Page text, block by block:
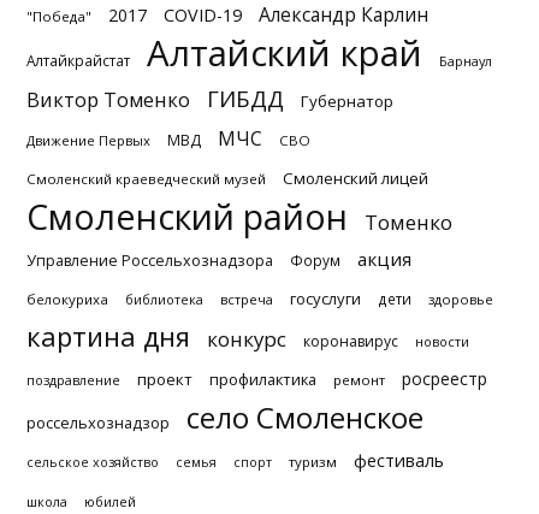
"Победа" 2017 COVID-19 Александр Карлин
Алтайкрайстат Алтайский край Барнаул
Виктор Томенко ГИБДД Губернатор
Движение Первых МВД МЧС СВО
Смоленский краеведческий музей Смоленский лицей
Смоленский район Томенко
Управление Россельхознадзора Форум акция
белокуриха библиотека встреча госуслуги дети здоровье
картина дня конкурс коронавирус новости
поздравление проект профилактика ремонт росреестр
россельхознадзор село Смоленское
сельское хозяйство семья спорт туризм фестиваль
школа юбилей